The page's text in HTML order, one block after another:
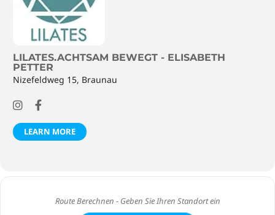
LILATES.ACHTSAM BEWEGT - ELISABETH
PETTER
Nizefeldweg 15, Braunau
LEARN MORE